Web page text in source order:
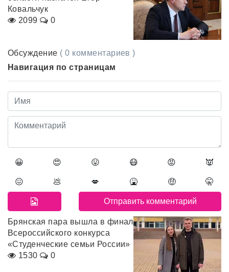
Ковальчук
2099
0
Обсуждение ( 0 комментариев )
Навигация по страницам
😀 😍 😛 😷 😡 👿
😖 💩 💋 🤮 🤑 🤫
Брянская пара вышла в финал
Всероссийского конкурса
«Студенческие семьи России»
1530
0